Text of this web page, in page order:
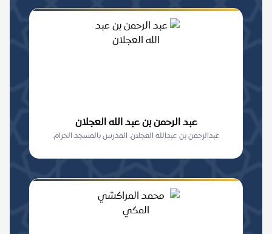
عبد الرحمن بن عبد الله العجلان
عبدالرحمن بن عبدالله العجلان. المدرس بالمسجد الحرام.